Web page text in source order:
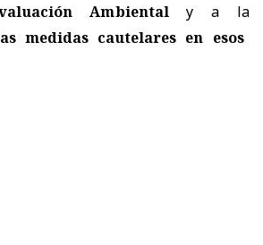
Ambientaly a la
medidas cautelares en esos